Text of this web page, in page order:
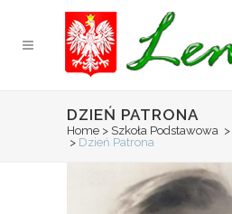
DZIEŃ PATRONA
Home > Szkoła Podstawowa >
> Dzień Patrona